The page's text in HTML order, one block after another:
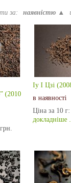
за: наявністю ▲
(2010
Іу І Цзі
в наявності
Ціна за 10 г:
докладніше